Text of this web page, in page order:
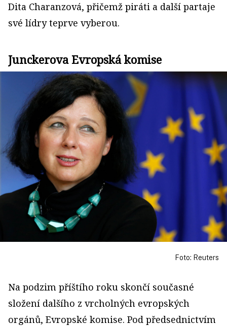
Dita Charanzová, přičemž piráti a další partaje
své lídry teprve vyberou.
Junckerova Evropská komise
Foto: Reuters
Na podzim příštího roku skončí současné
složení dalšího z vrcholných evropských
orgánů, Evropské komise. Pod předsednictvím